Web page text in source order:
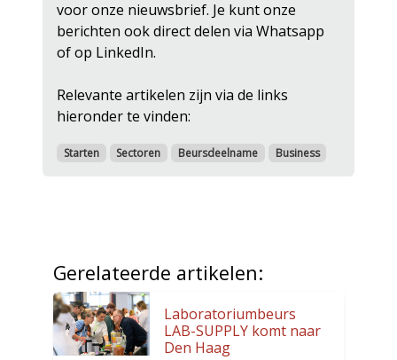
voor onze nieuwsbrief. Je kunt onze
berichten ook direct delen via Whatsapp
of op LinkedIn.
Relevante artikelen zijn via de links
hieronder te vinden:
Starten Sectoren Beursdeelname Business
Gerelateerde artikelen:
Laboratoriumbeurs
LAB-SUPPLY komt naar
Den Haag